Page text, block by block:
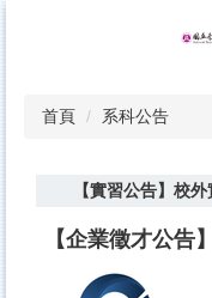
首頁 系科公告
【實習公告】校
【企業徵才公告】